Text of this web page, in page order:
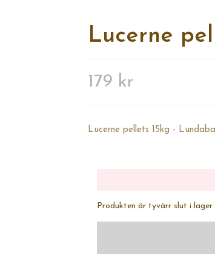
Lucerne
179 kr
Lucerne pellets 15kg -
Produkten är tyvärr slut i lager.